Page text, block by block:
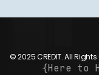
© 2025 CREDIT. All
{Here to